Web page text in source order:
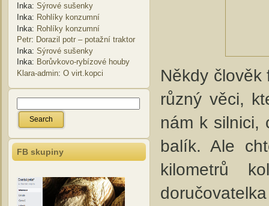
Inka: Sýrové sušenky
Inka: Rohlíky konzumní
Inka: Rohlíky konzumní
Petr: Dorazil potr – potažní traktor
Inka: Sýrové sušenky
Inka: Borůvkovo-rybízové houby
Klara-admin: O virt.kopci
FB skupiny
Někdy
různý věci,
nám k silnici,
balík. Ale
kilometrů